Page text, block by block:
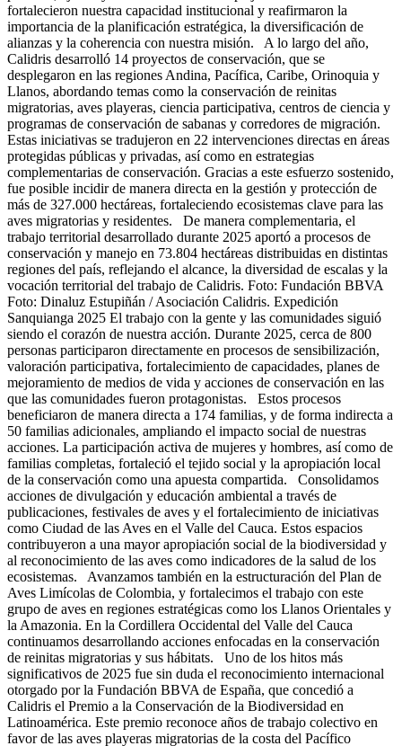
fortalecieron nuestra capacidad institucional y reafirmaron la
importancia de la planificación estratégica, la diversificación de
alianzas y la coherencia con nuestra misión. A lo largo del año,
Calidris desarrolló 14 proyectos de conservación, que se
desplegaron en las regiones Andina, Pacífica, Caribe, Orinoquia y
Llanos, abordando temas como la conservación de reinitas
migratorias, aves playeras, ciencia participativa, centros de ciencia y
programas de conservación de sabanas y corredores de migración.
Estas iniciativas se tradujeron en 22 intervenciones directas en áreas
protegidas públicas y privadas, así como en estrategias
complementarias de conservación. Gracias a este esfuerzo sostenido,
fue posible incidir de manera directa en la gestión y protección de
más de 327.000 hectáreas, fortaleciendo ecosistemas clave para las
aves migratorias y residentes. De manera complementaria, el
trabajo territorial desarrollado durante 2025 aportó a procesos de
conservación y manejo en 73.804 hectáreas distribuidas en distintas
regiones del país, reflejando el alcance, la diversidad de escalas y la
vocación territorial del trabajo de Calidris. Foto: Fundación BBVA
Foto: Dinaluz Estupiñán / Asociación Calidris. Expedición
Sanquianga 2025 El trabajo con la gente y las comunidades siguió
siendo el corazón de nuestra acción. Durante 2025, cerca de 800
personas participaron directamente en procesos de sensibilización,
valoración participativa, fortalecimiento de capacidades, planes de
mejoramiento de medios de vida y acciones de conservación en las
que las comunidades fueron protagonistas. Estos procesos
beneficiaron de manera directa a 174 familias, y de forma indirecta a
50 familias adicionales, ampliando el impacto social de nuestras
acciones. La participación activa de mujeres y hombres, así como de
familias completas, fortaleció el tejido social y la apropiación local
de la conservación como una apuesta compartida. Consolidamos
acciones de divulgación y educación ambiental a través de
publicaciones, festivales de aves y el fortalecimiento de iniciativas
como Ciudad de las Aves en el Valle del Cauca. Estos espacios
contribuyeron a una mayor apropiación social de la biodiversidad y
al reconocimiento de las aves como indicadores de la salud de los
ecosistemas. Avanzamos también en la estructuración del Plan de
Aves Limícolas de Colombia, y fortalecimos el trabajo con este
grupo de aves en regiones estratégicas como los Llanos Orientales y
la Amazonia. En la Cordillera Occidental del Valle del Cauca
continuamos desarrollando acciones enfocadas en la conservación
de reinitas migratorias y sus hábitats. Uno de los hitos más
significativos de 2025 fue sin duda el reconocimiento internacional
otorgado por la Fundación BBVA de España, que concedió a
Calidris el Premio a la Conservación de la Biodiversidad en
Latinoamérica. Este premio reconoce años de trabajo colectivo en
favor de las aves playeras migratorias de la costa del Pacífico